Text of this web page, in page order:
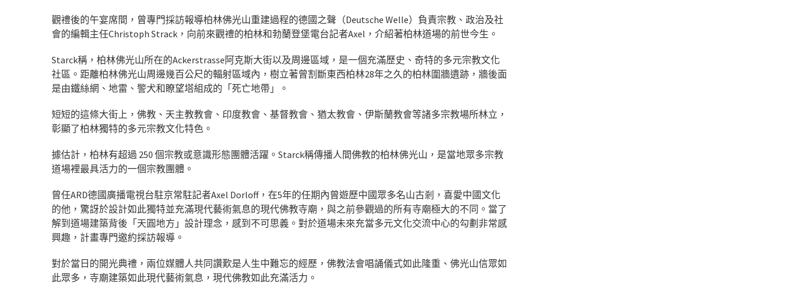
觀禮後的午宴席間，曾專門採訪報導柏林佛光山重建過程的德國之聲（Deutsche Welle）負責宗教、政治及社
會的編輯主任Christoph Strack，向前來觀禮的柏林和勃蘭登堡電台記者Axel，介紹著柏林道場的前世今生。
Starck稱，柏林佛光山所在的Ackerstrasse阿克斯大街以及周邊區域，是一個充滿歷史、奇特的多元宗教文化
社區。距離柏林佛光山周邊幾百公尺的輻射區域內，樹立著曾割斷東西柏林28年之久的柏林圍牆遺跡，牆後面
是由鐵絲網、地雷、警犬和瞭望塔組成的「死亡地帶」。
短短的這條大街上，佛教、天主教教會、印度教會、基督教會、猶太教會、伊斯蘭教會等諸多宗教場所林立，
彰顯了柏林獨特的多元宗教文化特色。
據估計，柏林有超過 250 個宗教或意識形態團體活躍。Starck稱傳播人間佛教的柏林佛光山，是當地眾多宗教
道場裡最具活力的一個宗教團體。
曾任ARD德國廣播電視台駐京常駐記者Axel Dorloff，在5年的任期內曾遊歷中國眾多名山古剎，喜愛中國文化
的他，驚訝於設計如此獨特並充滿現代藝術氣息的現代佛教寺廟，與之前參觀過的所有寺廟極大的不同。當了
解到道場建築背後「天圓地方」設計理念，感到不可思義。對於道場未來充當多元文化交流中心的勾劃非常感
興趣，計畫專門邀約採訪報導。
對於當日的開光典禮，兩位媒體人共同讚歎是人生中難忘的經歷，佛教法會唱誦儀式如此隆重、佛光山信眾如
此眾多，寺廟建築如此現代藝術氣息，現代佛教如此充滿活力。